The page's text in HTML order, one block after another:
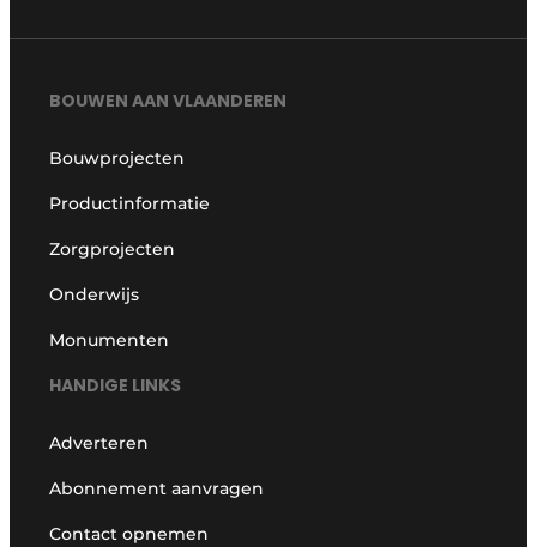
BOUWEN AAN VLAANDEREN
Bouwprojecten
Productinformatie
Zorgprojecten
Onderwijs
Monumenten
HANDIGE LINKS
Adverteren
Abonnement aanvragen
Contact opnemen